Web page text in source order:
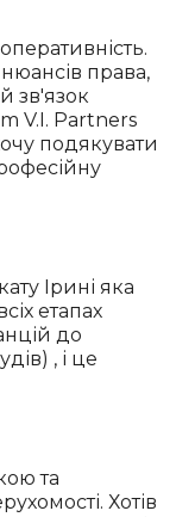
права,
зв'язок
V.I. Partners
подякувати
Ірині яка
етапах
до
, і це
та
Хотів